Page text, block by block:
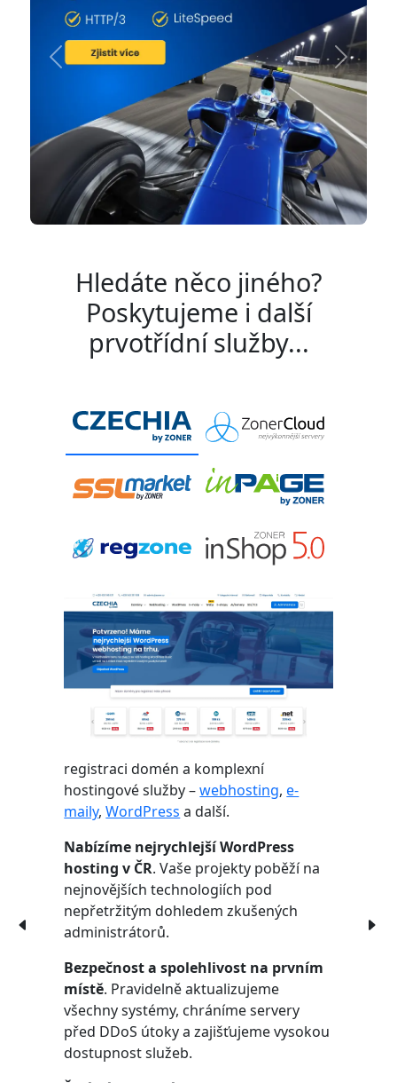
Previous Next
Hledáte něco jiného?
Poskytujeme i další
prvotřídní služby...
registraci domén a komplexní
hostingové služby –webhosting,e-
maily,WordPress a další.
Nabízíme nejrychlejší WordPress
hosting v ČR. Vaše projekty poběží na
nejnovějších technologiích pod
nepřetržitým dohledem zkušených
administrátorů.
Bezpečnost a spolehlivost na prvním
místě. Pravidelně aktualizujeme
všechny systémy, chráníme servery
před DDoS útoky a zajišťujeme vysokou
dostupnost služeb.